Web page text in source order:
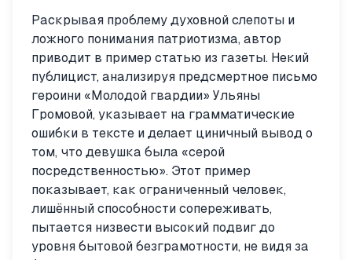
Раскрывая проблему духовной слепоты и
ложного понимания патриотизма, автор
приводит в пример статью из газеты. Некий
публицист, анализируя предсмертное письмо
героини «Молодой гвардии» Ульяны
Громовой, указывает на грамматические
ошибки в тексте и делает циничный вывод о
том, что девушка была «серой
посредственностью». Этот пример
показывает, как ограниченный человек,
лишённый способности сопереживать,
пытается низвести высокий подвиг до
уровня бытовой безграмотности, не видя за